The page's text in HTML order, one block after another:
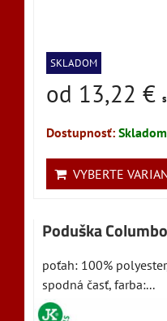
SKLADOM
od 13,22 €
Dostupnosť: Skladom
VYBERTE
Poduška
poťah: 100%
spodná časť, farba:...